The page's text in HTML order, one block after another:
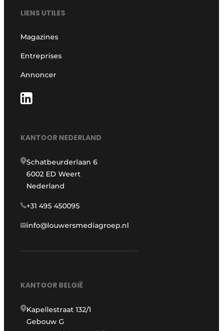
LIENS UTILES
Magazines
Entreprises
Annoncer
KANTOOR NEDERLAND
Schatbeurderlaan 6
6002 ED Weert
Nederland
+31 495 450095
info@louwersmediagroep.nl
KANTOOR BELGIË
Kapellestraat 132/1
Gebouw G